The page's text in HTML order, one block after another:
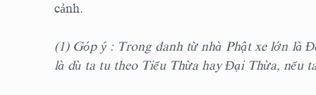
cảnh.
(1) Góp ý : Trong danh từ nhà Phật xe lớn là
là dù ta tu theo Tiểu Thừa hay Đại Thừa, nếu